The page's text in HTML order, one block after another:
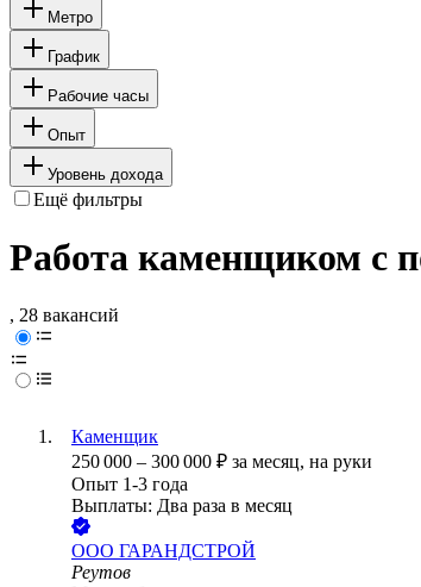
Метро
График
Рабочие часы
Опыт
Уровень дохода
Ещё фильтры
Работа каменщиком с
, 28 вакансий
Каменщик
250 000 – 300 000 ₽ за месяц, на руки
Опыт 1-3 года
Выплаты: Два раза в месяц
ООО ГАРАНДСТРОЙ
Реутов